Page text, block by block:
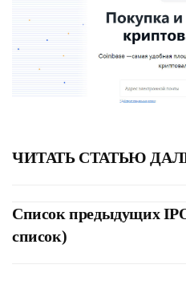
ЧИТАТЬ СТАТЬЮ
Список предыдущих
список)